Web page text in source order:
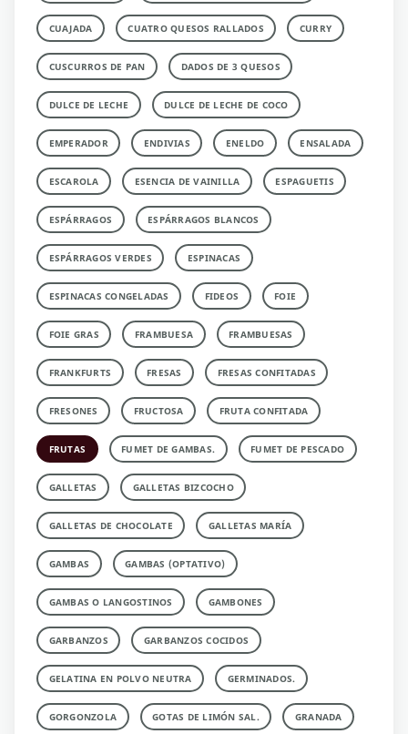
CUAJADA CUATRO QUESOS RALLADOS CURRY
CUSCURROS DE PAN DADOS DE 3 QUESOS
DULCE DE LECHE DULCE DE LECHE DE COCO
EMPERADOR ENDIVIAS ENELDO ENSALADA
ESCAROLA ESENCIA DE VAINILLA ESPAGUETIS
ESPÁRRAGOS ESPÁRRAGOS BLANCOS
ESPÁRRAGOS VERDES ESPINACAS
ESPINACAS CONGELADAS FIDEOS FOIE
FOIE GRAS FRAMBUESA FRAMBUESAS
FRANKFURTS FRESAS FRESAS CONFITADAS
FRESONES FRUCTOSA FRUTA CONFITADA
FRUTAS FUMET DE GAMBAS. FUMET DE PESCADO
GALLETAS GALLETAS BIZCOCHO
GALLETAS DE CHOCOLATE GALLETAS MARÍA
GAMBAS GAMBAS (OPTATIVO)
GAMBAS O LANGOSTINOS GAMBONES
GARBANZOS GARBANZOS COCIDOS
GELATINA EN POLVO NEUTRA GERMINADOS.
GORGONZOLA GOTAS DE LIMÓN SAL. GRANADA